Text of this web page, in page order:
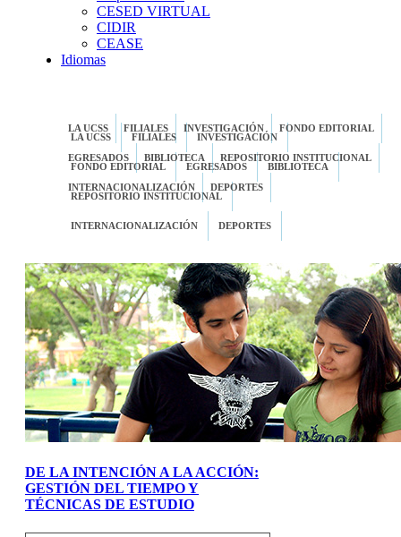
CESED VIRTUAL
CIDIR
CEASE
Idiomas
LA UCSS FILIALES INVESTIGACIÓN FONDO EDITORIAL
EGRESADOS BIBLIOTECA REPOSITORIO INSTITUCIONAL
INTERNACIONALIZACIÓN DEPORTES
LA UCSS FILIALES INVESTIGACIÓN
FONDO EDITORIAL EGRESADOS BIBLIOTECA
REPOSITORIO INSTITUCIONAL
INTERNACIONALIZACIÓN DEPORTES
DE LA INTENCIÓN A LA ACCIÓN:
GESTIÓN DEL TIEMPO Y
TÉCNICAS DE ESTUDIO